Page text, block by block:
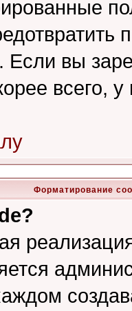
Если вы
всего,
Форматирование